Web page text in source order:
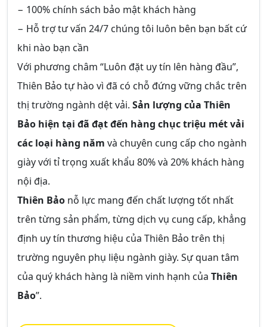
− 100% chính sách bảo mật khách hàng
− Hỗ trợ tư vấn 24/7 chúng tôi luôn bên bạn bất cứ
khi nào bạn cần
Với phương châm “Luôn đặt uy tín lên hàng đầu”,
Thiên Bảo tự hào vì đã có chỗ đứng vững chắc trên
thị trường ngành dệt vải. Sản lượng của Thiên
Bảo hiện tại đã đạt đến hàng chục triệu mét vải
các loại hàng năm và chuyên cung cấp cho ngành
giày với tỉ trọng xuất khẩu 80% và 20% khách hàng
nội địa.
Thiên Bảo nỗ lực mang đến chất lượng tốt nhất
trên từng sản phẩm, từng dịch vụ cung cấp, khẳng
định uy tín thương hiệu của Thiên Bảo trên thị
trường nguyên phụ liệu ngành giày. Sự quan tâm
của quý khách hàng là niềm vinh hạnh của Thiên
Bảo”.